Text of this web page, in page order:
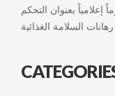
إعلامياً بعنوان التحكم
السلامة الغذائية